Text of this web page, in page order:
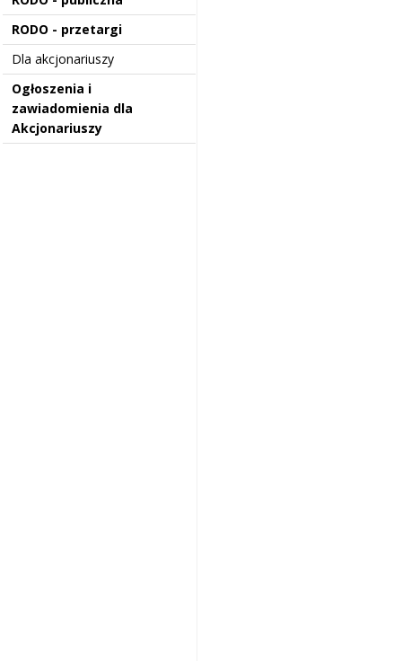
RODO - przetargi
Dla akcjonariuszy
Ogłoszenia i
zawiadomienia dla
Akcjonariuszy